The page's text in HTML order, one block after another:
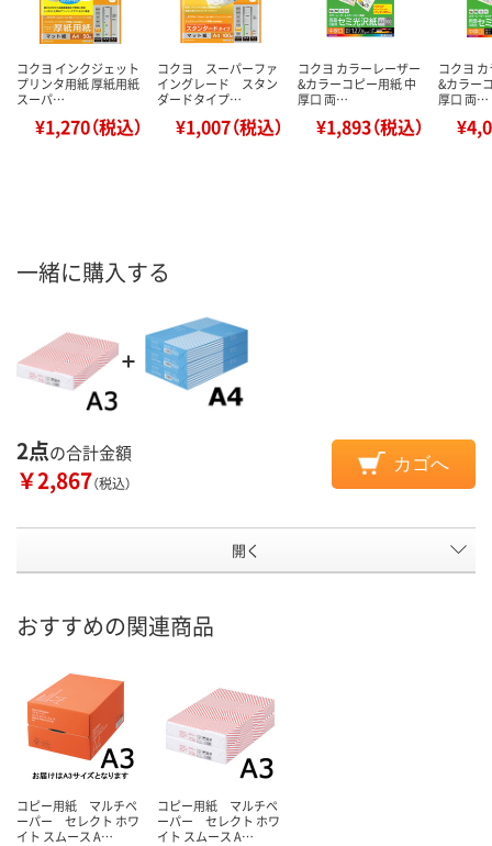
コクヨ インクジェット
プリンタ用紙 厚紙用紙
スーパ…
¥1,270（税込）
コクヨ スーパーファ
イングレード スタン
ダードタイプ…
¥1,007（税込）
コクヨ カラーレーザー
&カラーコピー用紙 中
厚口 両…
¥1,893（税込）
コクヨ
&カラー
厚口 両…
一緒に購入する
2点の合計金額
￥2,867（税込）
カゴへ
開く
おすすめの関連商品
コピー用紙 マルチペ
ーパー セレクト ホワ
イト スムース A…
コピー用紙 マルチペ
ーパー セレクト ホワ
イト スムース A…